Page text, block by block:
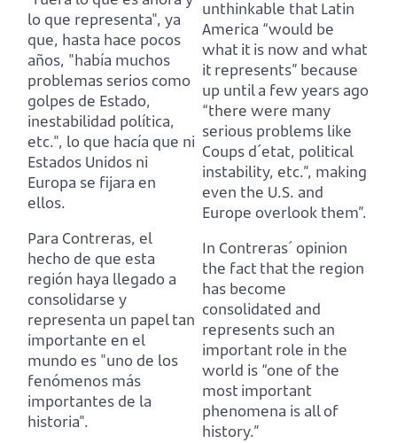
lo que representa", ya
que, hasta hace pocos
años, "había muchos
problemas serios como
golpes de Estado,
inestabilidad política,
etc.", lo que hacía que ni
Estados Unidos ni
Europa se fijara en
ellos.
Para Contreras, el
hecho de que esta
región haya llegado a
consolidarse y
representa un papel tan
importante en el
mundo es "uno de los
fenómenos más
importantes de la
historia".
unthinkable that Latin
America “would be
what it is now and what
it represents” because
up until a few years ago
“there were many
serious problems like
Coups d´etat, political
instability, etc.”, making
even the U.S. and
Europe overlook them”.
In Contreras´ opinion
the fact that the region
has become
consolidated and
represents such an
important role in the
world is “one of the
most important
phenomena is all of
history.”